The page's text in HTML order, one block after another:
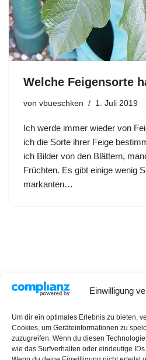
Einwilligung
Um dir ein optimales Erlebnis zu bieten,
Cookies, um Geräteinformationen zu
zuzugreifen. Wenn du diesen
wie das Surfverhalten oder eindeutige
Welche Feigensorte
von vbueschken 1. Juli 2019
Ich werde immer wieder von
ich die Sorte ihrer Feige
ich Bilder von den Blättern,
Früchten. Es gibt einige wenig
markanten…
Datenschutzerklärung
Rezepte